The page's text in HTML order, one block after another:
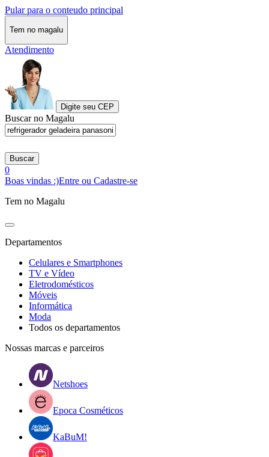
Pular para o conteudo principal
Tem no magalu
Atendimento
Digite seu CEP
Buscar no Magalu
Buscar
0
Boas vindas :)Entre ou Cadastre-se
Tem no Magalu
Departamentos
Celulares e Smartphones
TV e Vídeo
Eletrodomésticos
Móveis
Informática
Moda
Todos os departamentos
Nossas marcas e parceiros
Netshoes
Epoca Cosméticos
KaBuM!